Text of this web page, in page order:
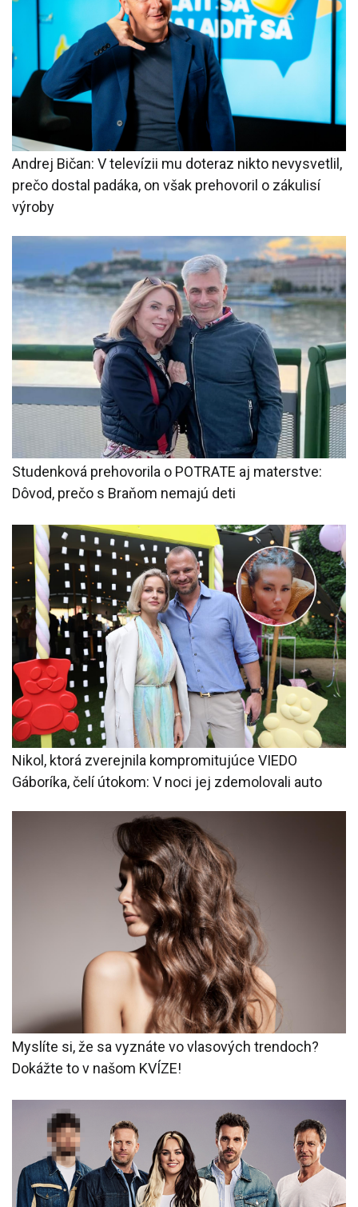
Andrej Bičan: V televízii mu doteraz nikto nevysvetlil,
prečo dostal padáka, on však prehovoril o zákulisí
výroby
Studenková prehovorila o POTRATE aj materstve:
Dôvod, prečo s Braňom nemajú deti
Nikol, ktorá zverejnila kompromitujúce VIEDO
Gáboríka, čelí útokom: V noci jej zdemolovali auto
Myslíte si, že sa vyznáte vo vlasových trendoch?
Dokážte to v našom KVÍZE!